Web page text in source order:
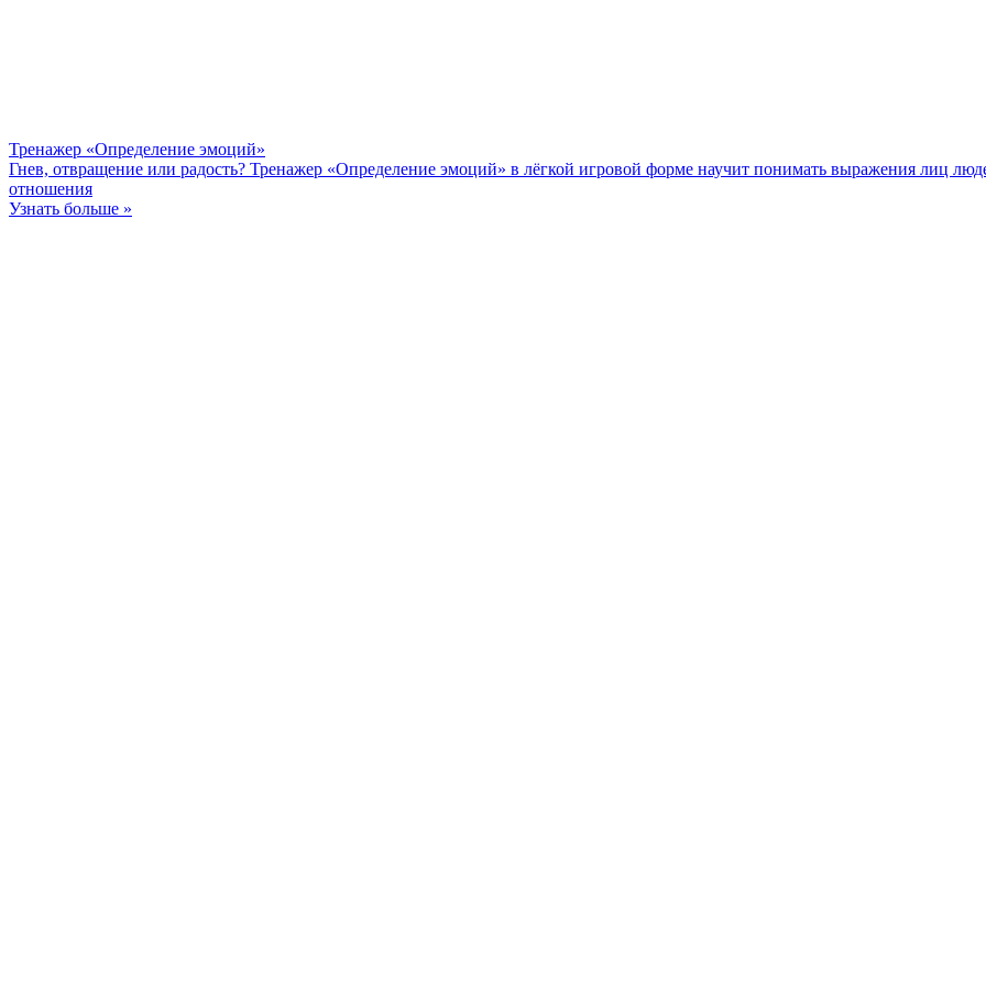
Тренажер «Определение эмоций»
Гнев, отвращение или радость? Тренажер «Определение эмоций» в лёгкой игровой форме научит понимать выражения лиц
отношения
Узнать больше »